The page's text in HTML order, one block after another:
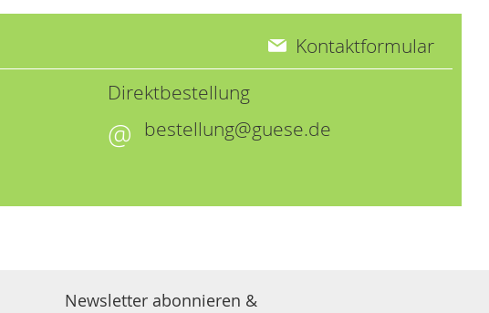
Kontaktformular
Direktbestellung
bestellung@guese.de
Newsletter abonnieren &